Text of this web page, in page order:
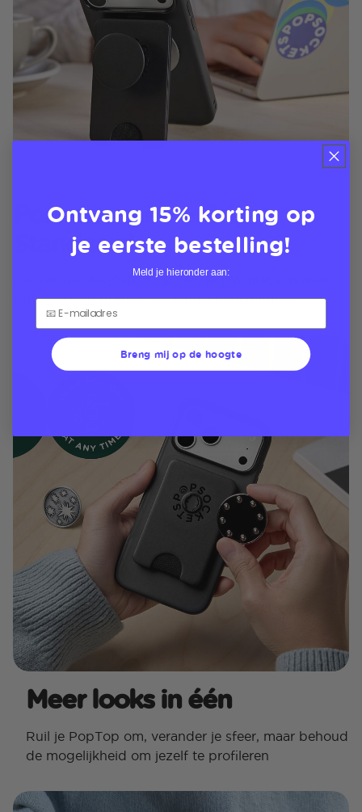
Portemonnee + Grip +
Standaard
De nieuwe MagSafe Kick-Out PopWallet kan alles
aan, zowel in portret- als landschapsmodus
Meer looks in één
Ruil je PopTop om, verander je sfeer, maar behoud
de mogelijkheid om jezelf te profileren
Ontvang 15% korting op
je eerste bestelling!
Meld je hieronder aan:
Breng mij op de hoogte